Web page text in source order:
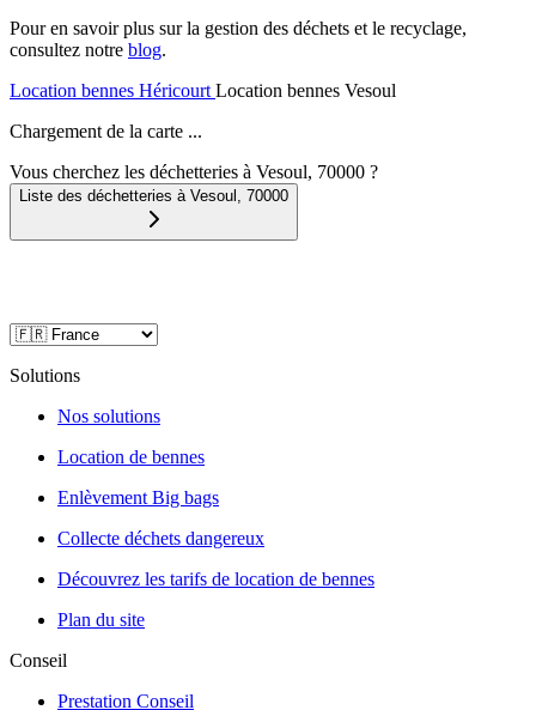
Pour en savoir plus sur la gestion des déchets et le recyclage,
consultez notre blog.
Location bennes Héricourt Location bennes Vesoul
Chargement de la carte ...
Vous cherchez les déchetteries à Vesoul, 70000 ?
Liste des déchetteries à Vesoul , 70000
Solutions
Nos solutions
Location de bennes
Enlèvement Big bags
Collecte déchets dangereux
Découvrez les tarifs de location de bennes
Plan du site
Conseil
Prestation Conseil